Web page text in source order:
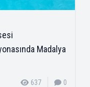
Madalya
637 0